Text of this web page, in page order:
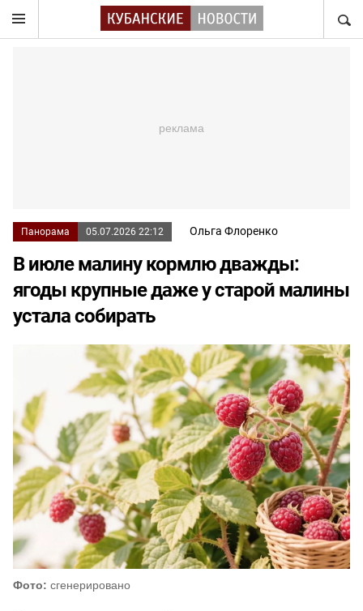
Панорама 05.07.2026 22:12 Ольга Флоренко
В июле малину кормлю дважды:
ягоды крупные даже у старой малины
устала собирать
Фото: сгенерировано